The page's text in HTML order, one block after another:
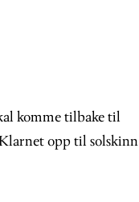
komme tilbake til
opp til solskinn